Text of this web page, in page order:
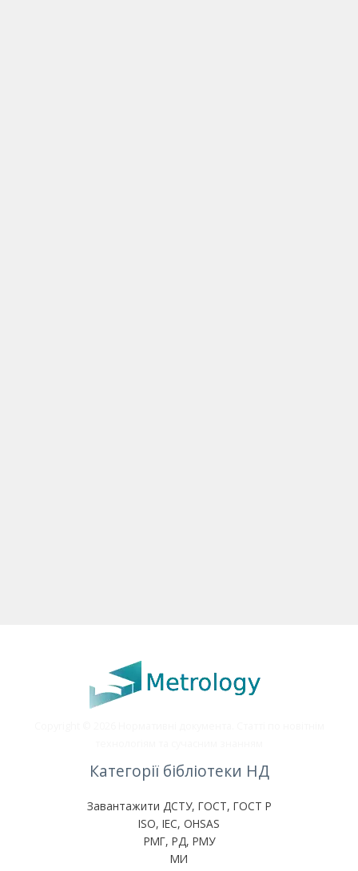
Категорії бібліотеки НД
Завантажити ДСТУ, ГОСТ, ГОСТ Р
ISO, IEC, OHSAS
РМГ, РД, РМУ
МИ